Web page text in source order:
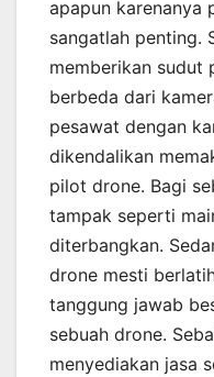
apapun karenanya
sangatlah penting.
memberikan sudut
berbeda dari
pesawat dengan
dikendalikan
pilot drone. Bagi
tampak seperti
diterbangkan.
drone mesti
tanggung jawab
sebuah drone.
menyediakan jasa